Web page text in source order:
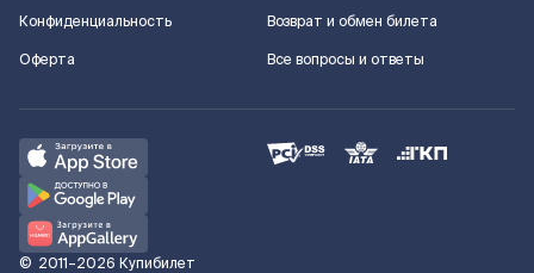
Конфиденциальность
Оферта
Возврат и обмен билета
Все вопросы и ответы
© 2011–2026 Купибилет